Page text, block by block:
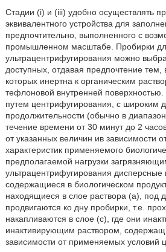
Стадии (i) и (iii) удобно осуществлять
эквивалентного устройства для
предпочтительно, выполненного с
промышленном масштабе. Пробирки
ультрацентрифугирования можно
доступных, отдавая предпочтение тем,
которых инертна к органическим
тефлоновой внутренней
путем центрифугирования, с широким
продолжительности (обычно в
течение времени от 30 минут до 2
от указанных величин ив зависимости
характеристик применяемого
предполагаемой нагрузки
ультрацентрифугирования дисперсные
содержащиеся в биологическом
находящиеся в слое раствора (а), под
продвигаются ко дну пробирки, т.е.
накапливаются в слое (с), где они
инактивирующим раствором,
зависимости от применяемых условий